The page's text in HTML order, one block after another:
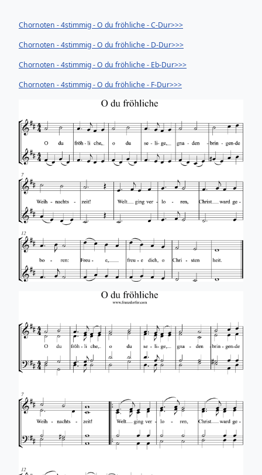
Chornoten - 4stimmig - O du fröhliche - C-Dur>>>
Chornoten - 4stimmig - O du fröhliche - D-Dur>>>
Chornoten - 4stimmig - O du fröhliche - Eb-Dur>>>
Chornoten - 4stimmig - O du fröhliche - F-Dur>>>